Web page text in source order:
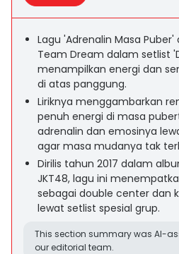
Lagu 'Adrenalin Masa
Team Dream dalam setlist
menampilkan energi dan
di atas panggung.
Liriknya menggambarkan
penuh energi di masa
adrenalin dan emosinya
agar masa mudanya tak
Dirilis tahun 2017 dalam
JKT48, lagu ini
sebagai double center dan
lewat setlist spesial grup.
This section summary was AI-
our editorial team.